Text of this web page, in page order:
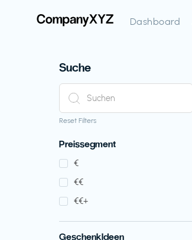
Dashboard
Suche
Reset Filters
Preissegment
€‎
€‎€‎
€‎€‎+
GeschenkIdeen